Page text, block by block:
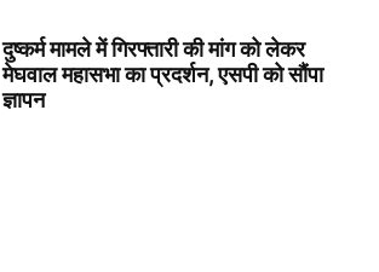
दुष्कर्म मामले में गिरफ्तारी की मांग को लेकर
मेघवाल महासभा का प्रदर्शन, एसपी को सौंपा
ज्ञापन